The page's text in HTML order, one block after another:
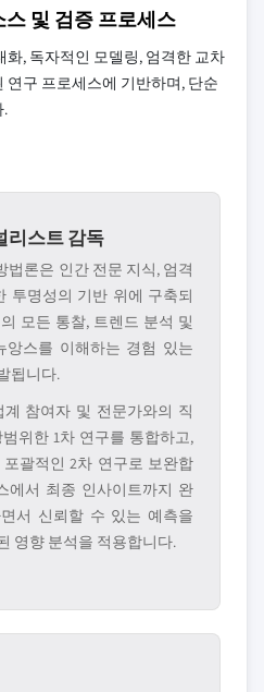
및 검증 프로세스
, 독자적인 모델링, 엄격한 교차
연구 프로세스에 기반하며, 단순
.
리스트 감독
법론은 인간 전문 지식, 엄격
투명성의 기반 위에 구축되
모든 통찰, 트렌드 분석 및
앙스를 이해하는 경험 있는
됩니다.
참여자 및 전문가와의 직
위한 1차 연구를 통합하고,
괄적인 2차 연구로 보완합
에서 최종 인사이트까지 완
서 신뢰할 수 있는 예측을
영향 분석을 적용합니다.